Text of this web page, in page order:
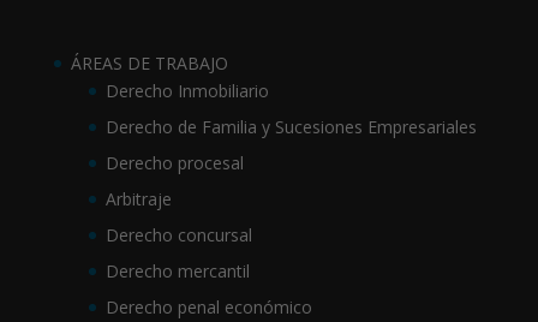
ÁREAS DE TRABAJO
Derecho Inmobiliario
Derecho de Familia y Sucesiones Empresariales
Derecho procesal
Arbitraje
Derecho concursal
Derecho mercantil
Derecho penal económico